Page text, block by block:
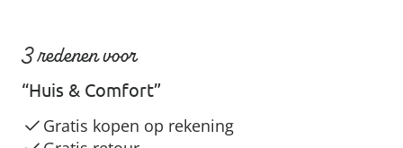
3 redenen voor
“Huis & Comfort”
Gratis kopen op rekening